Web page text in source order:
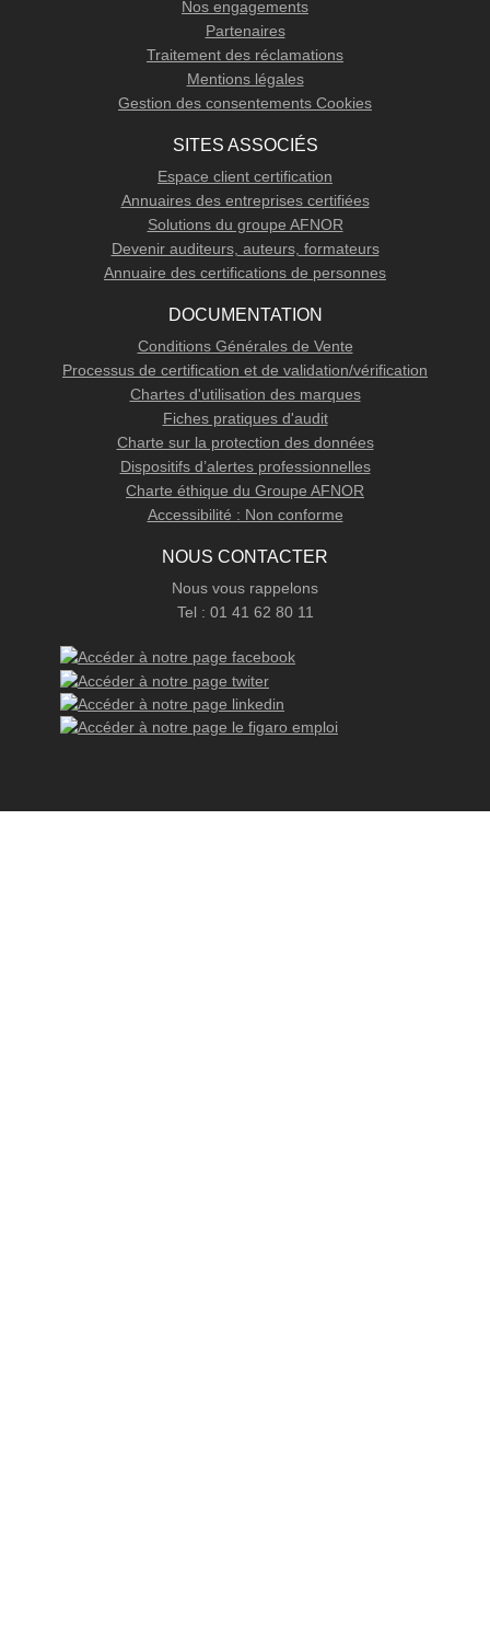
Nos engagements
Partenaires
Traitement des réclamations
Mentions légales
Gestion des consentements Cookies
SITES ASSOCIÉS
Espace client certification
Annuaires des entreprises certifiées
Solutions du groupe AFNOR
Devenir auditeurs, auteurs, formateurs
Annuaire des certifications de personnes
DOCUMENTATION
Conditions Générales de Vente
Processus de certification et de validation/vérification
Chartes d'utilisation des marques
Fiches pratiques d'audit
Charte sur la protection des données
Dispositifs d’alertes professionnelles
Charte éthique du Groupe AFNOR
Accessibilité : Non conforme
NOUS CONTACTER
Nous vous rappelons
Tel : 01 41 62 80 11